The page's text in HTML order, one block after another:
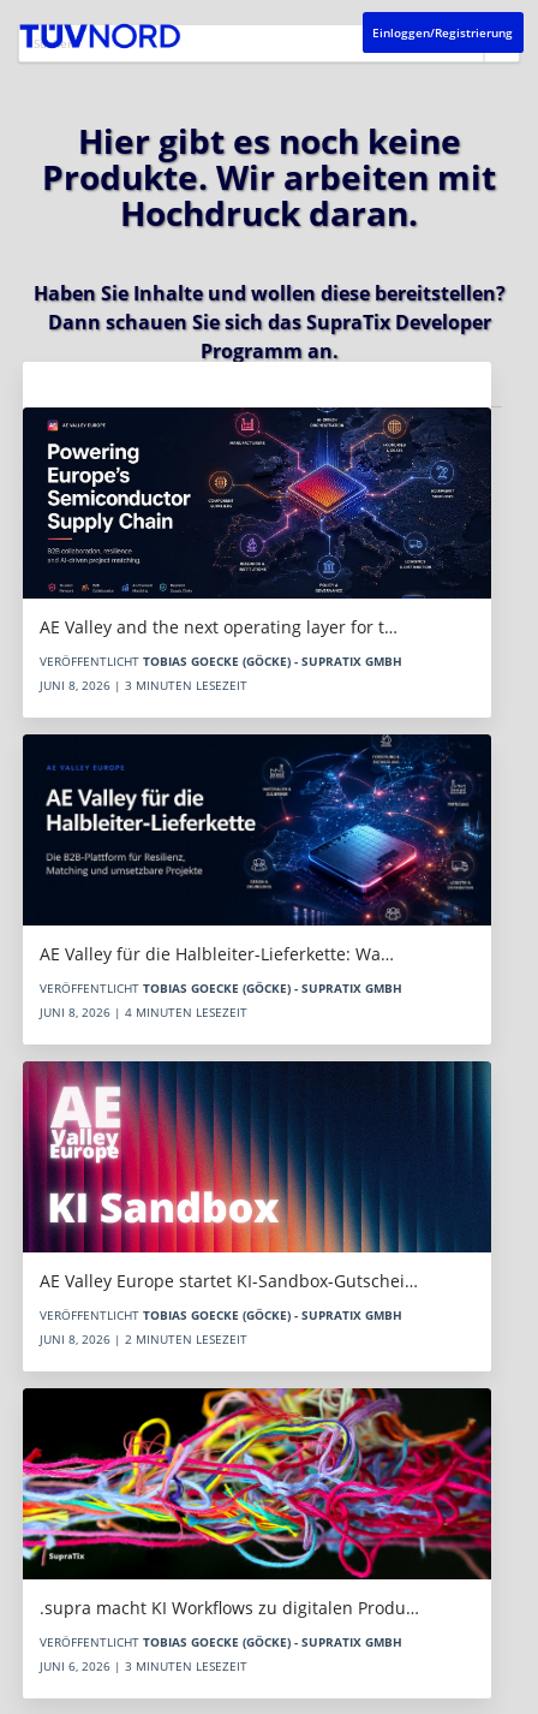
Einloggen/Registrierung
Hier gibt es noch keine
Produkte. Wir arbeiten mit
Hochdruck daran.
Haben Sie Inhalte und wollen diese bereitstellen?
Dann schauen Sie sich dasSupraTix Developer
Programman.
AE Valley and the next operating layer for t…
VERÖFFENTLICHT TOBIAS GOECKE (GÖCKE) - SUPRATIX GMBH
JUNI 8, 2026 | 3 MINUTEN LESEZEIT
AE Valley für die Halbleiter-Lieferkette: Wa…
VERÖFFENTLICHT TOBIAS GOECKE (GÖCKE) - SUPRATIX GMBH
JUNI 8, 2026 | 4 MINUTEN LESEZEIT
AE Valley Europe startet KI-Sandbox-Gutschei…
VERÖFFENTLICHT TOBIAS GOECKE (GÖCKE) - SUPRATIX GMBH
JUNI 8, 2026 | 2 MINUTEN LESEZEIT
.supra macht KI Workflows zu digitalen Produ…
VERÖFFENTLICHT TOBIAS GOECKE (GÖCKE) - SUPRATIX GMBH
JUNI 6, 2026 | 3 MINUTEN LESEZEIT